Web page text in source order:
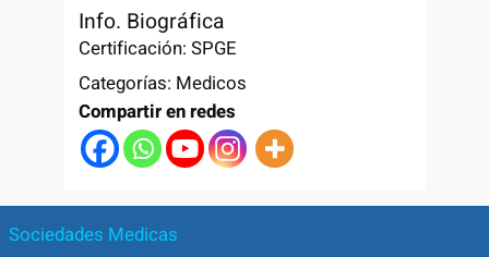
Info. Biográfica
Certificación: SPGE
Categorías: Medicos
Compartir en redes
Sociedades Medicas